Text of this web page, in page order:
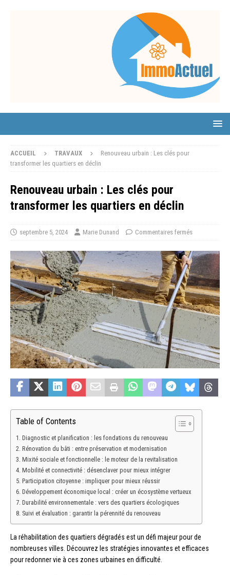
ACCUEIL TRAVAUX
Renouveau urbain : Les clés pour
transformer les quartiers en déclin
Renouveau urbain : Les clés pour
transformer les quartiers en déclin
septembre 5, 2024 Marie Dunand Commentaires fermés
Table of Contents
Diagnostic et planification : les fondations du renouveau
Rénovation du bâti : entre préservation et modernisation
Mixité sociale et fonctionnelle : le moteur de la revitalisation
Mobilité et connectivité : désenclaver pour mieux intégrer
Participation citoyenne : impliquer pour mieux réussir
Développement économique local : créer un écosystème vertueux
Durabilité environnementale : vers des quartiers écologiques
Suivi et évaluation : garantir la pérennité du renouveau
La réhabilitation des quartiers dégradés est un défi majeur pour de
nombreuses villes. Découvrez les stratégies innovantes et efficaces
pour redonner vie à ces zones urbaines en difficulté.